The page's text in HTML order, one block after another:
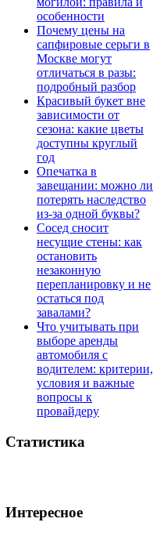
особенности
Почему цены на
сапфировые серьги в
Москве могут
отличаться в разы:
подробный разбор
Красивый букет вне
зависимости от
сезона: какие цветы
доступны круглый
год
Опечатка в
завещании: можно ли
потерять наследство
из-за одной буквы?
Сосед сносит
несущие стены: как
остановить
незаконную
перепланировку и не
остаться под
завалами?
Что учитывать при
выборе аренды
автомобиля с
водителем: критерии,
условия и важные
вопросы к
провайдеру
Статистика
Интересное